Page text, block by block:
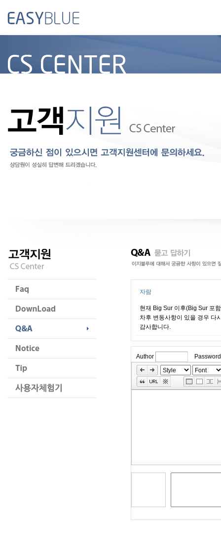
자람
현재 Big Sur 이후(Big Sur 포
차후 변동사항이 있을 경우 다
감사합니다.
Author
Password
Skip
Edit
Toolbox